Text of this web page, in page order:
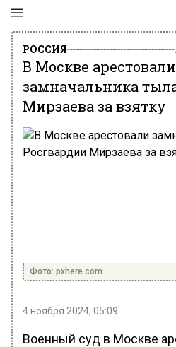
РОССИЯ
В Москве арестовали
замначальника
Мирзаева за взятку
Фото: pxhere.com
4 ноября 2024, 05:09
Военный суд в Москве